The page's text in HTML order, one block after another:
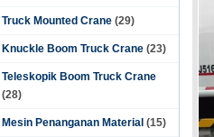
Truck Mounted Crane (29)
Knuckle Boom Truck Crane (23)
Teleskopik Boom Truck Crane
(28)
Mesin Penanganan Material (15)